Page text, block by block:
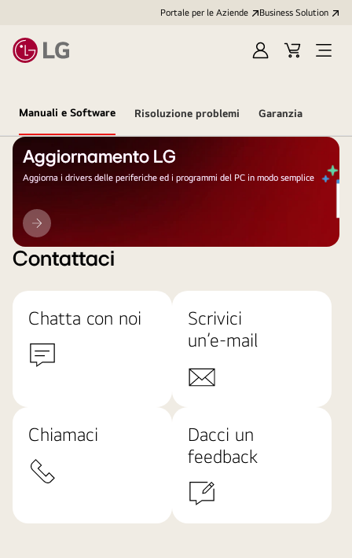
Portale per le Aziende Business Solution
AccediCart
Open
Manuali e Software Risoluzione problemi Garanzia
Aggiornamento LG
Aggiorna i drivers delle periferiche ed i programmi del PC in modo semplice
Aggiornamento
LG
Contattaci
Chatta con noi
Scrivici
un’e-mail
Chiamaci
Dacci un
feedback